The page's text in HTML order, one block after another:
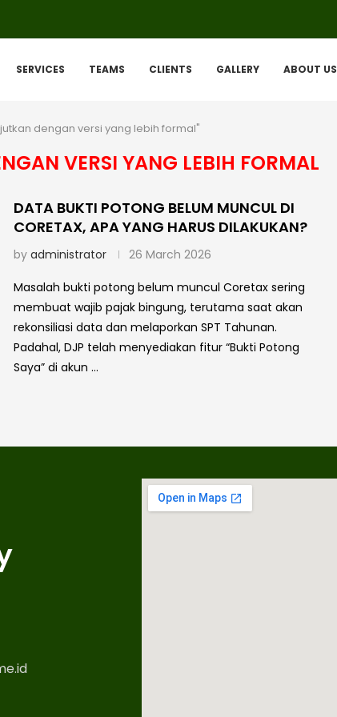
SERVICES TEAMS CLIENTS GALLERY ABOUT US
dengan versi yang lebih formal"
VERSI YANG LEBIH FORMAL
DATA BUKTI POTONG BELUM MUNCUL DI
CORETAX, APA YANG HARUS DILAKUKAN?
by administrator 26 March 2026
Masalah bukti potong belum muncul Coretax sering
membuat wajib pajak bingung, terutama saat akan
rekonsiliasi data dan melaporkan SPT Tahunan.
Padahal, DJP telah menyediakan fitur “Bukti Potong
Saya” di akun …